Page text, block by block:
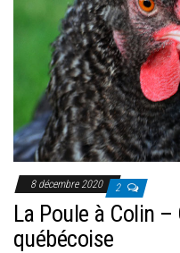
8 décembre 2020 2
La Poule à Colin
québécoise